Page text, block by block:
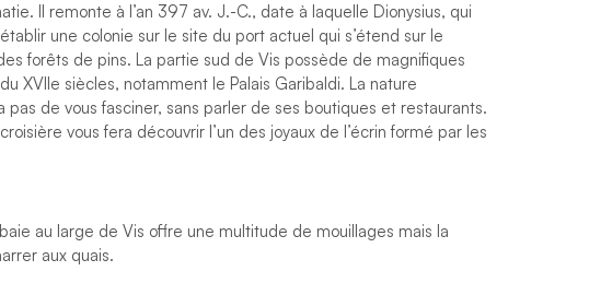
Il remonte à l’an 397 av. J.-C., date à laquelle Dionysius, qui
une colonie sur le site du port actuel qui s’étend sur le
forêts de pins. La partie sud de Vis possède de magnifiques
XVIIe siècles, notamment le Palais Garibaldi. La nature
de vous fasciner, sans parler de ses boutiques et restaurants.
vous fera découvrir l’un des joyaux de l’écrin formé par les
au large de Vis offre une multitude de mouillages mais la
aux quais.